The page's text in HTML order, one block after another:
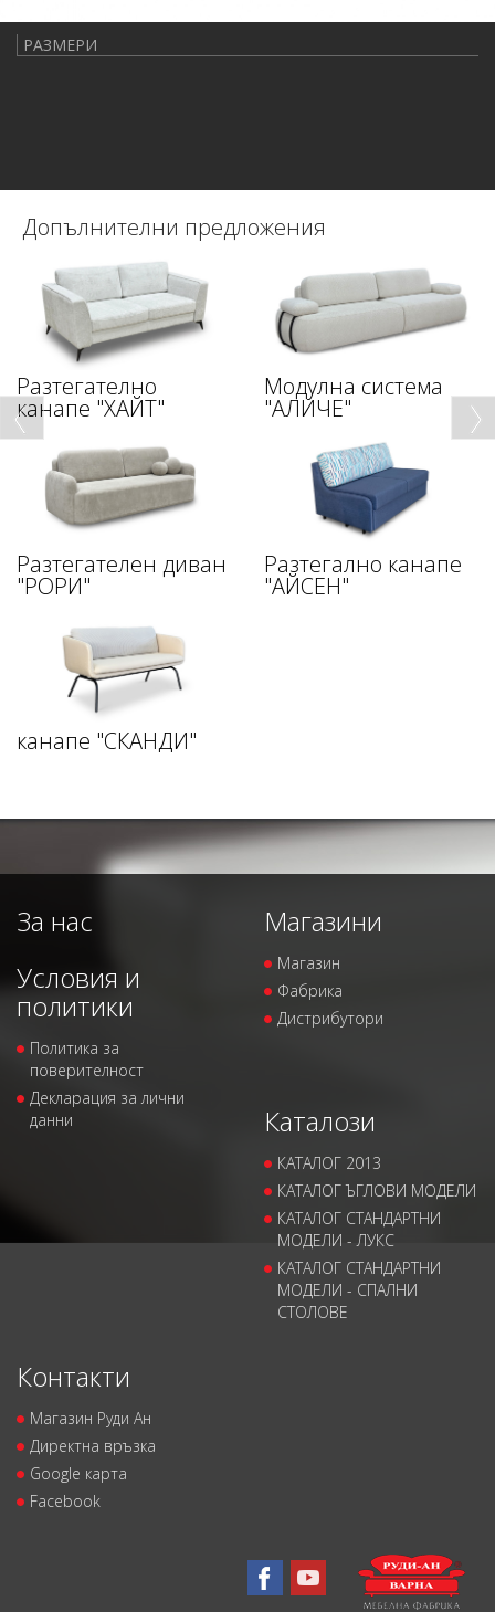
РАЗМЕРИ
Допълнителни предложения
Разтегателно
канапе "ХАЙТ"
Модулна система
"АЛИЧЕ"
Разтегателен диван
"РОРИ"
Разтегално канапе
"АЙСЕН"
канапе "СКАНДИ"
За нас
Условия и
политики
Политика за
поверителност
Декларация за лични
данни
Магазини
Магазин
Фабрика
Дистрибутори
Каталози
КАТАЛОГ 2013
КАТАЛОГ ЪГЛОВИ МОДЕЛИ
КАТАЛОГ СТАНДАРТНИ
МОДЕЛИ - ЛУКС
КАТАЛОГ СТАНДАРТНИ
МОДЕЛИ - СПАЛНИ
СТОЛОВЕ
Контакти
Магазин Руди Ан
Директна връзка
Google карта
Facebook